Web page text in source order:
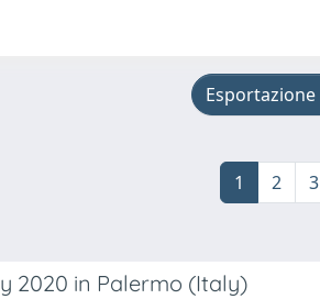
Esportazione
1 2 3
2020 in Palermo (Italy)